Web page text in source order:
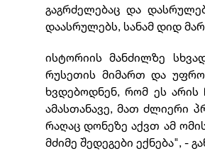
გაგრძელებაც და
დაასრულებს, სანამ დიდ
ისტორიის მანძილზე
რუსეთის მიმართ და უფრო
ხვდებოდნენ, რომ ეს
ამასთანავე, მათ ძლიერი
რაღაც დონეზე აქვთ ამ
მძიმე შედეგები ექნება", -